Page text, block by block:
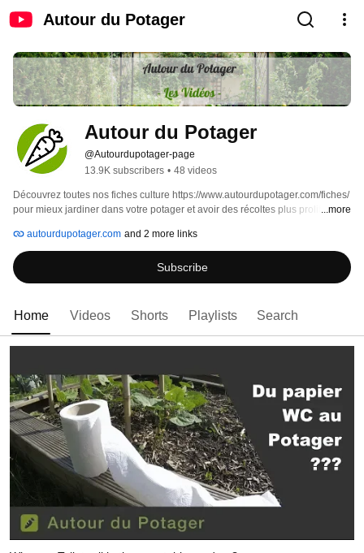
Autour du Potager
Autour du Potager
@Autourdupotager-page
13.9K subscribers • 48 videos
Découvrez toutes nos fiches culture https://www.autourdupotager.com/fiches/
pour mieux jardiner dans votre potager et avoir des récoltes plus prolifiques.
...more
autourdupotager.com and 2 more links
Subscribe
Home Videos Shorts Playlists Search